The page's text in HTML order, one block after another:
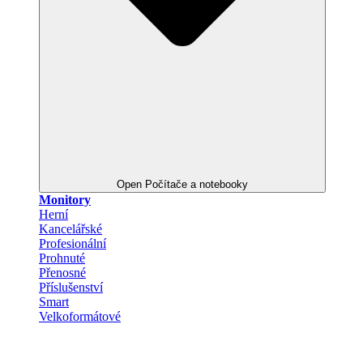
Open Počítače a notebooky
Monitory
Herní
Kancelářské
Profesionální
Prohnuté
Přenosné
Příslušenství
Smart
Velkoformátové